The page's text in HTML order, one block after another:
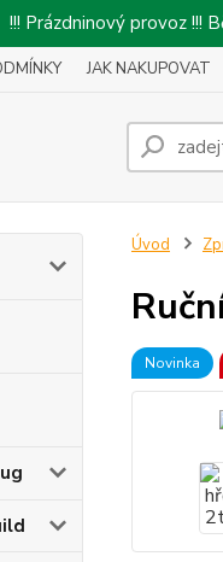
!!! Prázdninový provoz !!!
JAK NAKUPOVAT
Úvod
Novinka